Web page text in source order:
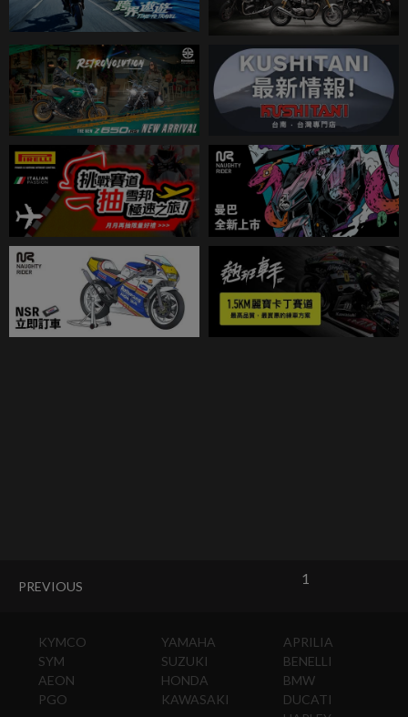
PREVIOUS 1
KYMCO
SYM
AEON
PGO
YAMAHA
SUZUKI
HONDA
KAWASAKI
APRILIA
BENELLI
BMW
DUCATI